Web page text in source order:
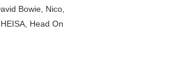
Bowie, Nico,
Head On